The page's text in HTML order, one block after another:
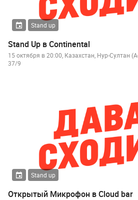
Stand up
Stand Up в Continental
15 октября в 20:00, Казахстан, Нур-Султан
37/9
Stand up
Открытый Микрофон в Cloud bar